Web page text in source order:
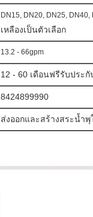
DN15, DN20, DN25,
เหลืองเป็นตัวเลือก
13.2 - 66gpm
12 - 60 เดือนฟรีรับประกั
8424899990
ส่งออกและสร้างสระน้ำพุ